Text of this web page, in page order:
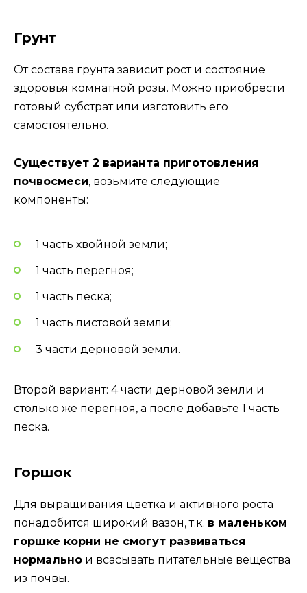
Грунт
От состава грунта зависит рост и состояние
здоровья комнатной розы. Можно приобрести
готовый субстрат или изготовить его
самостоятельно.
Существует 2 варианта приготовления
почвосмеси, возьмите следующие
компоненты:
1 часть хвойной земли;
1 часть перегноя;
1 часть песка;
1 часть листовой земли;
3 части дерновой земли.
Второй вариант: 4 части дерновой земли и
столько же перегноя, а после добавьте 1 часть
песка.
Горшок
Для выращивания цветка и активного роста
понадобится широкий вазон, т.к. в маленьком
горшке корни не смогут развиваться
нормально и всасывать питательные вещества
из почвы.